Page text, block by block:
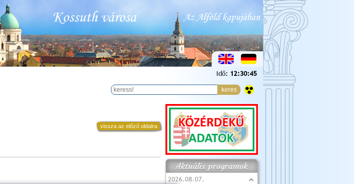
Idő: 12:30:46
vissza az előző oldalra
Aktuális programok
2026.08.07.